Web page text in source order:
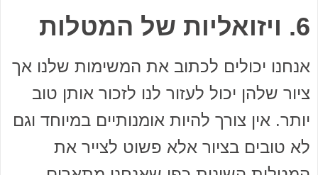
6. ויזואליות של המטלות
אנחנו יכולים לכתוב את המשימות שלנו אך
ציור שלהן יכול לעזור לנו לזכור אותן טוב
יותר. אין צורך להיות אומנותיים במיוחד וגם
לא טובים בציור אלא פשוט לצייר את